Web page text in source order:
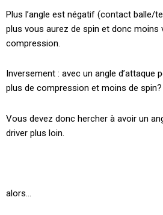
Plus l’angle est négatif (contact balle/
plus vous aurez de spin et donc moins
compression.
Inversement : avec un angle d’attaque
plus de compression et moins de spin?
Vous devez donc hercher à avoir un
driver plus loin.
alors…